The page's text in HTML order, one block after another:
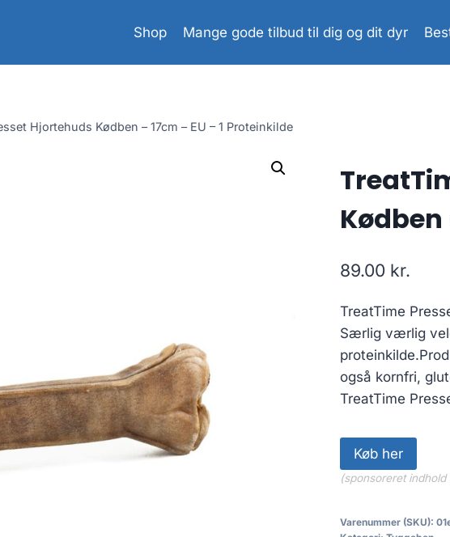
Shop Mange gode tilbud til dig og dit dyr
Hjortehuds Kødben – 17cm – EU – 1 Proteinkilde
Kødben
89.00 kr.
TreatTime
Særlig værlig
også kornfri,
TreatTime
Køb her
(sponsoreret
Varenummer (SKU):